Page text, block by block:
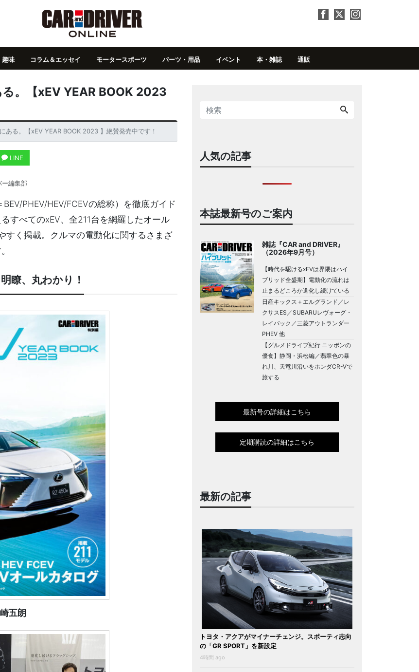
趣味 コラム＆エッセイ モータースポーツ パーツ・用品 イベント 本・雑誌 通販
。【xEV YEAR BOOK 2023
ある。【xEV YEAR BOOK 2023 】絶賛発売中です！
LINE
ー編集部
PHEV/HEV/FCEVの総称）を徹底ガイド
すべてのxEV、全211台を網羅したオール
すく掲載。クルマの電動化に関するさまざ
瞭、丸わかり！
五朗
人気の記事
本誌最新号のご案内
雑誌『CAR and DRIVER』
（2026年9月号）
【時代を駆けるxEVは界隈はハイ
ブリッド全盛期】電動化の流れは
止まるどころか進化し続けている
日産キックス＋エルグランド／レ
クサスES／SUBARUレヴォーグ・
レイバック／三菱アウトランダー
PHEV 他
【グルメドライブ紀行 ニッポンの
優食】静岡・浜松編／翡翠色の暴
れ川、天竜川沿いをホンダCR-Vで
旅する
最新号の詳細はこちら
定期購読の詳細はこちら
最新の記事
トヨタ・アクアがマイナーチェンジ。スポーティ志向
の「GR SPORT」を新設定
4時間 ago